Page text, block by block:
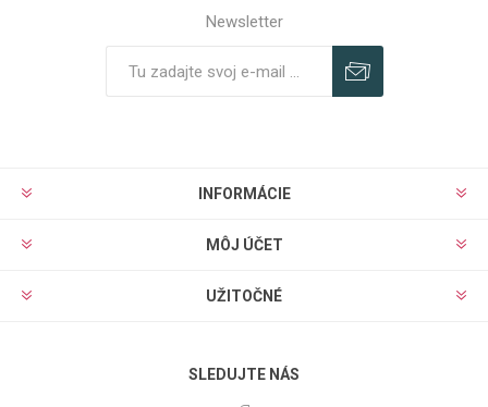
Newsletter
INFORMÁCIE
MÔJ ÚČET
UŽITOČNÉ
SLEDUJTE NÁS